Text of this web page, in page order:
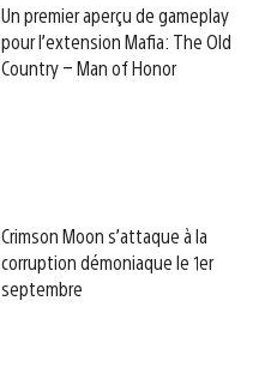
Un premier aperçu de gameplay
pour l’extension Mafia: The Old
Country – Man of Honor
Crimson Moon s’attaque à la
corruption démoniaque le 1er
septembre